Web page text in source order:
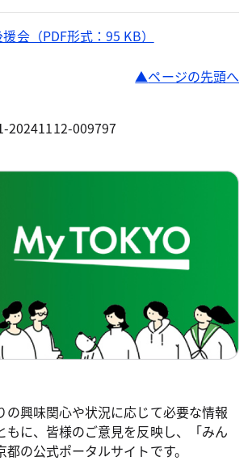
会（PDF形式：95 KB）
ページの先頭へ
20241112-009797
の興味関心や状況に応じて必要な情報
もに、皆様のご意見を反映し、「みん
の公式ポータルサイトです。